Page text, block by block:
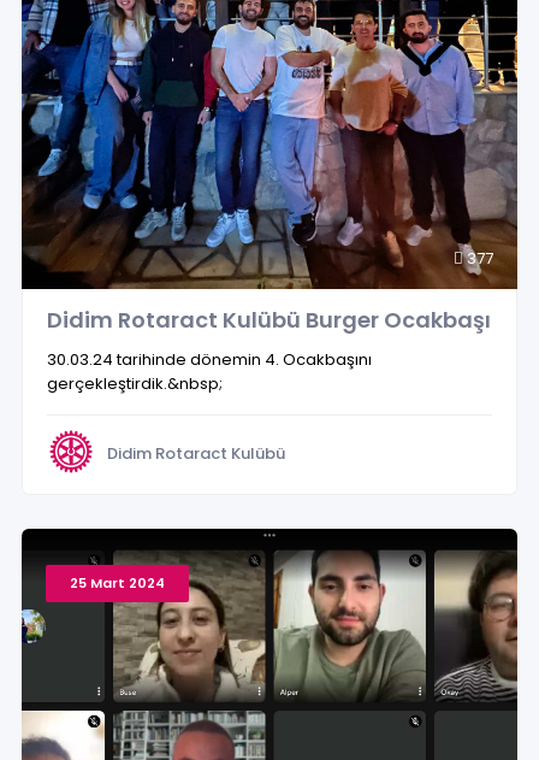
377
Didim Rotaract Kulübü Burger Ocakbaşı
30.03.24 tarihinde dönemin 4. Ocakbaşını
gerçekleştirdik.&nbsp;
Didim Rotaract Kulübü
25 Mart 2024